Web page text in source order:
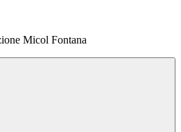
Micol Fontana